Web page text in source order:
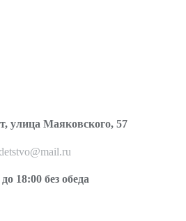
улица Маяковского, 57
18:00 без обеда